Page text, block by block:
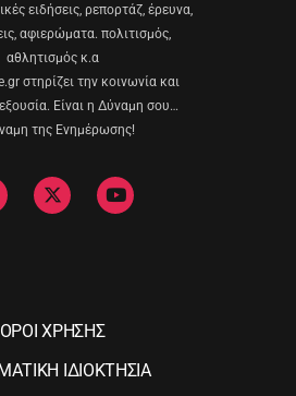
ειδήσεις, ρεπορτάζ, έρευνα,
αφιερώματα. πολιτισμός,
αθλητισμός κ.α
στηρίζει την κοινωνία και
Είναι η Δύναμη σου…
της Ενημέρωσης!
ΟΡΟΙ ΧΡΗΣΗΣ
ΙΔΙΟΚΤΗΣΙΑ